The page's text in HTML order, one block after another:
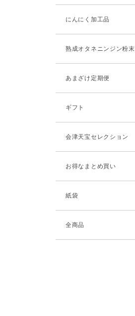
にんにく加工品
熟成オタネニンジン粉末
あまざけ定期便
ギフト
会津天宝セレクション
お得なまとめ買い
紙袋
全商品